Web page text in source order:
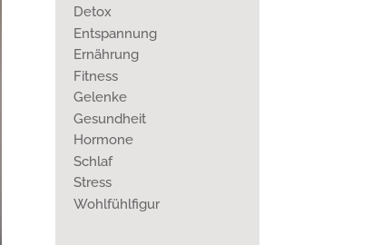
Detox
Entspannung
Ernährung
Fitness
Gelenke
Gesundheit
Hormone
Schlaf
Stress
Wohlfühlfigur